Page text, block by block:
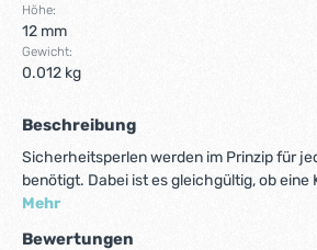
Höhe:
12 mm
Gewicht:
0.012 kg
Beschreibung
Sicherheitsperlen werden im Prinzip für
benötigt. Dabei ist es gleichgültig, ob eine
Mehr
Bewertungen